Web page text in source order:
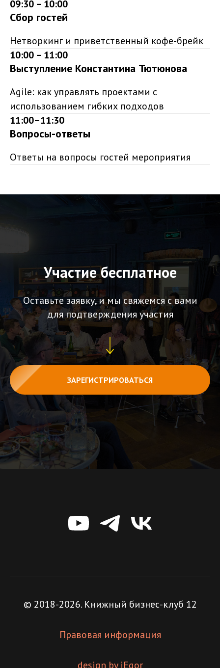
09:30 – 10:00
Сбор гостей
Нетворкинг и приветственный кофе-брейк
10:00 – 11:00
Выступление Константина Тютюнова
Agile: как управлять проектами с
использованием гибких подходов
11:00–11:30
Вопросы-ответы
Ответы на вопросы гостей мероприятия
Участие бесплатное
Оставьте заявку, и мы свяжемся с вами
для подтверждения участия
ЗАРЕГИСТРИРОВАТЬСЯ
© 2018-2026. Книжный бизнес-клуб 12
Правовая информация
design by iEgor